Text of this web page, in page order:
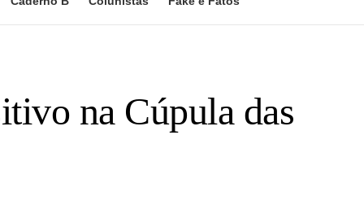
na Cúpula das